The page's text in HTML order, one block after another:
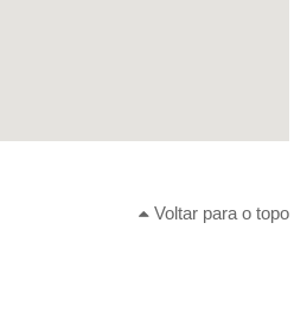
Voltar para o topo